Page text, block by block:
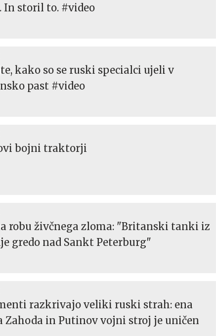
In storil to. #video
kako so se ruski specialci ujeli v
past #video
bojni traktorji
robu živčnega zloma: "Britanski tanki iz
gredo nad Sankt Peterburg"
razkrivajo veliki ruski strah: ena
Zahoda in Putinov vojni stroj je uničen